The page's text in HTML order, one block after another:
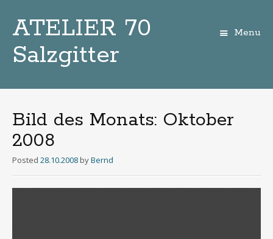
ATELIER 70
Salzgitter
Menu
Bild des Monats: Oktober
2008
Posted 28.10.2008 byBernd